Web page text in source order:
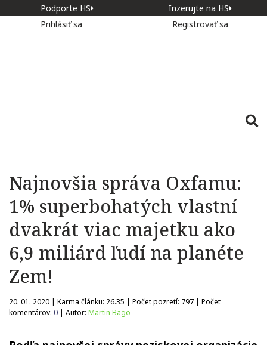
Podporte HS
Inzerujte na HS
Prihlásiť sa
Registrovať sa
Najnovšia správa Oxfamu:
1% superbohatých vlastní
dvakrát viac majetku ako
6,9 miliárd ľudí na planéte
Zem!
20. 01. 2020 | Karma článku: 26.35 | Počet pozretí: 797 | Počet
komentárov: 0 | Autor: Martin Bago